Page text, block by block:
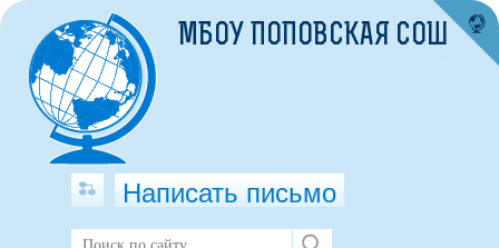
МБОУ ПОПОВСКАЯ СОШ
Написать письмо